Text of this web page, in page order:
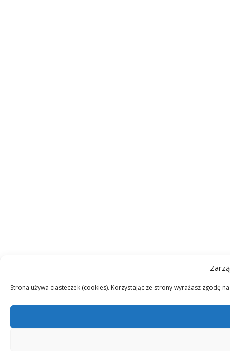
Strona używa ciasteczek (cookies). Korzystając ze strony wyrażasz zgodę